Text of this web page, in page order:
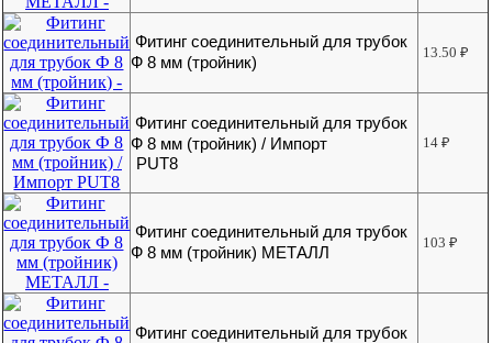
Фитинг соединительный для трубок
Ф 8 мм (тройник)
13.50₽
Фитинг соединительный для трубок
Ф 8 мм (тройник) / Импорт
PUT8
14₽
Фитинг соединительный для трубок
Ф 8 мм (тройник) МЕТАЛЛ
103₽
Фитинг соединительный для трубок